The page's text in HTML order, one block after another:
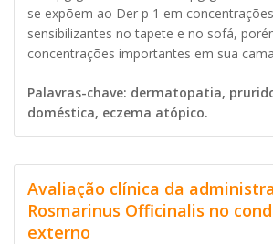
se expõem ao Der p 1 em
sensibilizantes no tapete e no sofá,
concentrações importantes em sua
Palavras-chave: dermatopatia,
doméstica, eczema atópico.
Avaliação clínica da
Rosmarinus Officinalis no
externo